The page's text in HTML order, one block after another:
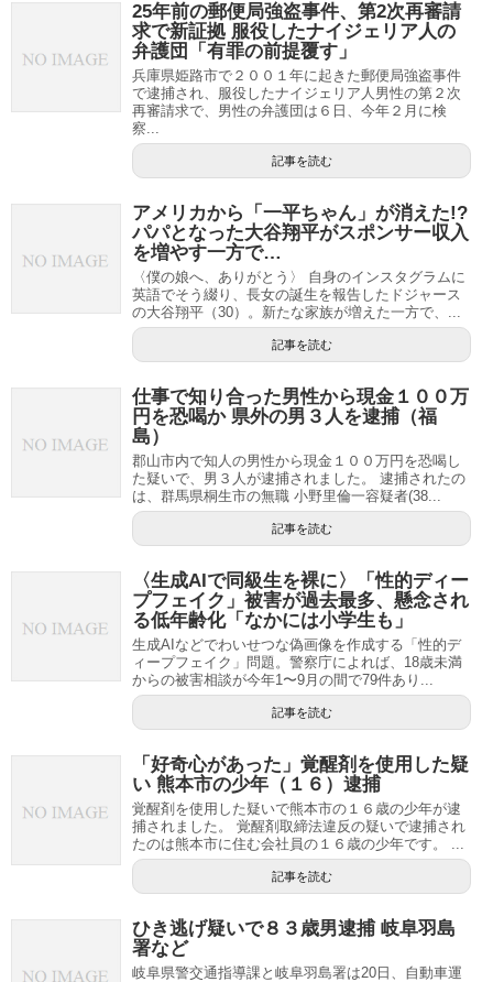
25年前の郵便局強盗事件、第2次再審請
求で新証拠 服役したナイジェリア人の
弁護団「有罪の前提覆す」
兵庫県姫路市で２００１年に起きた郵便局強盗事件
で逮捕され、服役したナイジェリア人男性の第２次
再審請求で、男性の弁護団は６日、今年２月に検
察...
記事を読む
アメリカから「一平ちゃん」が消えた!?
パパとなった大谷翔平がスポンサー収入
を増やす一方で…
〈僕の娘へ、ありがとう〉 自身のインスタグラムに
英語でそう綴り、長女の誕生を報告したドジャース
の大谷翔平（30）。新たな家族が増えた一方で、...
記事を読む
仕事で知り合った男性から現金１００万
円を恐喝か 県外の男３人を逮捕（福
島）
郡山市内で知人の男性から現金１００万円を恐喝し
た疑いで、男３人が逮捕されました。 逮捕されたの
は、群馬県桐生市の無職 小野里倫一容疑者(38...
記事を読む
〈生成AIで同級生を裸に〉「性的ディー
プフェイク」被害が過去最多、懸念され
る低年齢化「なかには小学生も」
生成AIなどでわいせつな偽画像を作成する「性的デ
ィープフェイク」問題。警察庁によれば、18歳未満
からの被害相談が今年1〜9月の間で79件あり...
記事を読む
「好奇心があった」覚醒剤を使用した疑
い 熊本市の少年（１６）逮捕
覚醒剤を使用した疑いで熊本市の１６歳の少年が逮
捕されました。 覚醒剤取締法違反の疑いで逮捕され
たのは熊本市に住む会社員の１６歳の少年です。 ...
記事を読む
ひき逃げ疑いで８３歳男逮捕 岐阜羽島
署など
岐阜県警交通指導課と岐阜羽島署は20日、自動車運